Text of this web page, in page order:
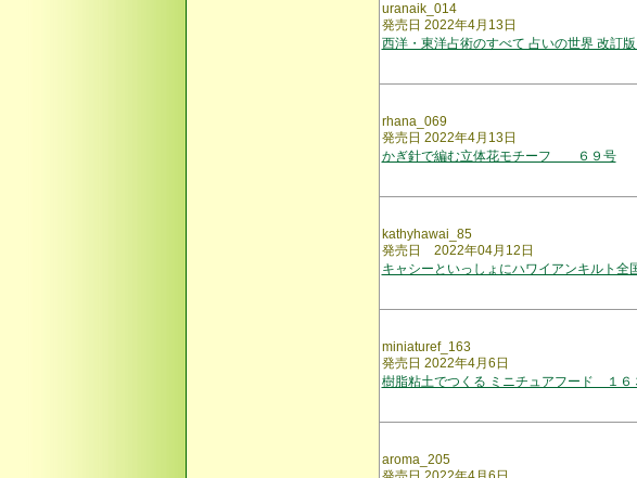
uranaik_014
発売日 2022年4月13日
西洋・東洋占術のすべて 占いの世界 改訂
rhana_069
発売日 2022年4月13日
かぎ針で編む立体花モチーフ ６９号
kathyhawai_85
発売日 2022年04月12日
キャシーといっしょにハワイアンキルト
miniaturef_163
発売日 2022年4月6日
樹脂粘土でつくる ミニチュアフード １６
aroma_205